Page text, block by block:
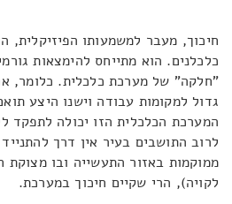
חיכוך, מעבר למשמעותו הפיזיקלית,
כלכלנים. הוא מתייחס להימצאות
"חלקה" של מערכת כלכלית. כלומר,
גדול למקומות עבודה וישנו היצע
המערכת הכלכלית הזו יכולה לתפקד
לרוב התושבים בעיר אין דרך
ממוקמות באזור התעשייה ובו מצוקת
לקויה), הרי שקיים חיכוך במערכת.